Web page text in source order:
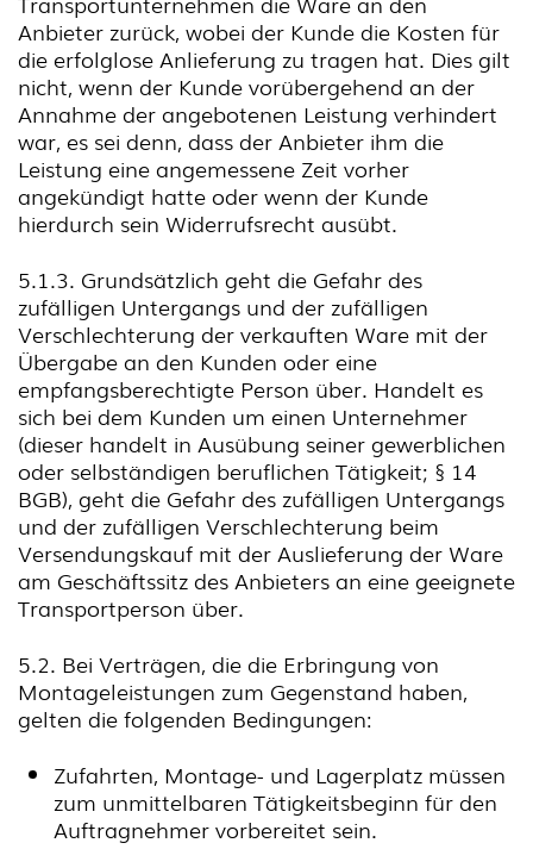
Anbieter zurück, wobei der Kunde die Kosten für
die erfolglose Anlieferung zu tragen hat. Dies gilt
nicht, wenn der Kunde vorübergehend an der
Annahme der angebotenen Leistung verhindert
war, es sei denn, dass der Anbieter ihm die
Leistung eine angemessene Zeit vorher
angekündigt hatte oder wenn der Kunde
hierdurch sein Widerrufsrecht ausübt.
5.1.3. Grundsätzlich geht die Gefahr des
zufälligen Untergangs und der zufälligen
Verschlechterung der verkauften Ware mit der
Übergabe an den Kunden oder eine
empfangsberechtigte Person über. Handelt es
sich bei dem Kunden um einen Unternehmer
(dieser handelt in Ausübung seiner gewerblichen
oder selbständigen beruflichen Tätigkeit; § 14
BGB), geht die Gefahr des zufälligen Untergangs
und der zufälligen Verschlechterung beim
Versendungskauf mit der Auslieferung der Ware
am Geschäftssitz des Anbieters an eine geeignete
Transportperson über.
5.2. Bei Verträgen, die die Erbringung von
Montageleistungen zum Gegenstand haben,
gelten die folgenden Bedingungen:
Zufahrten, Montage- und Lagerplatz müssen
zum unmittelbaren Tätigkeitsbeginn für den
Auftragnehmer vorbereitet sein.